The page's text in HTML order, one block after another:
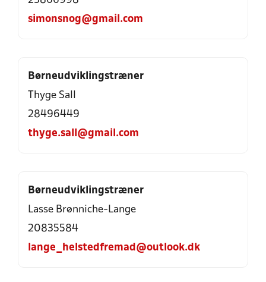
simonsnog@gmail.com
Børneudviklingstræner
Thyge Sall
28496449
thyge.sall@gmail.com
Børneudviklingstræner
Lasse Brønniche-Lange
20835584
lange_helstedfremad@outlook.dk